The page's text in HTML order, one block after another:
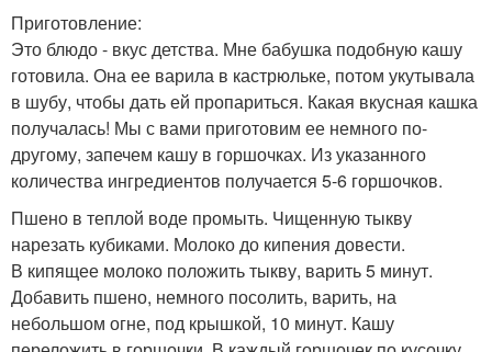
Приготовление:
Это блюдо - вкус детства. Мне бабушка подобную кашу
готовила. Она ее варила в кастрюльке, потом укутывала
в шубу, чтобы дать ей пропариться. Какая вкусная кашка
получалась! Мы с вами приготовим ее немного по-
другому, запечем кашу в горшочках. Из указанного
количества ингредиентов получается 5-6 горшочков.
Пшено в теплой воде промыть. Чищенную тыкву
нарезать кубиками. Молоко до кипения довести.
В кипящее молоко положить тыкву, варить 5 минут.
Добавить пшено, немного посолить, варить, на
небольшом огне, под крышкой, 10 минут. Кашу